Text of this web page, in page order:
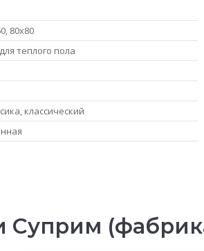
80x80
теплого пола
классический
Суприм